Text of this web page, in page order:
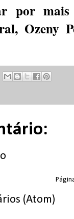
por
Ozeny
(Atom)